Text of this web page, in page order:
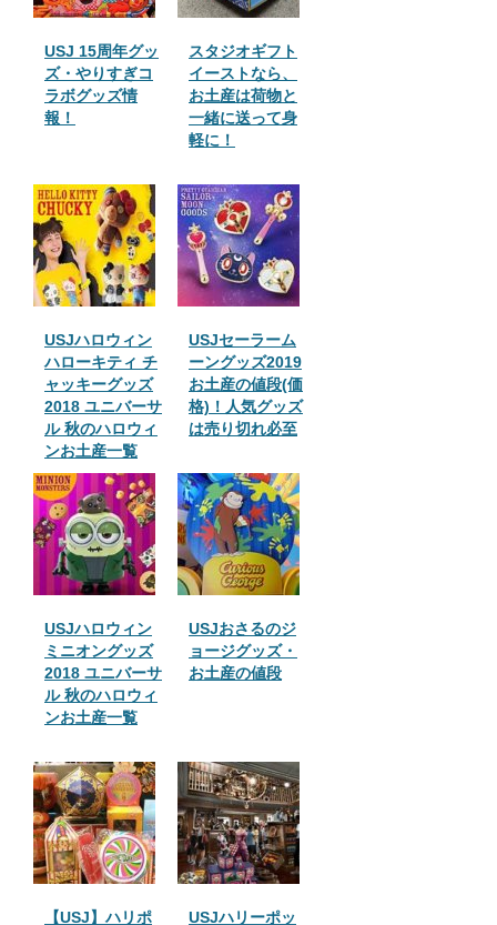
USJ 15周年グッ
ズ・やりすぎコ
ラボグッズ情
報！
スタジオギフト
イーストなら、
お土産は荷物と
一緒に送って身
軽に！
USJハロウィン
ハローキティ チ
ャッキーグッズ
2018 ユニバーサ
ル 秋のハロウィ
ンお土産一覧
USJセーラーム
ーングッズ2019
お土産の値段(価
格)！人気グッズ
は売り切れ必至
USJハロウィン
ミニオングッズ
2018 ユニバーサ
ル 秋のハロウィ
ンお土産一覧
USJおさるのジ
ョージグッズ・
お土産の値段
【USJ】ハリポ
USJハリーポッ